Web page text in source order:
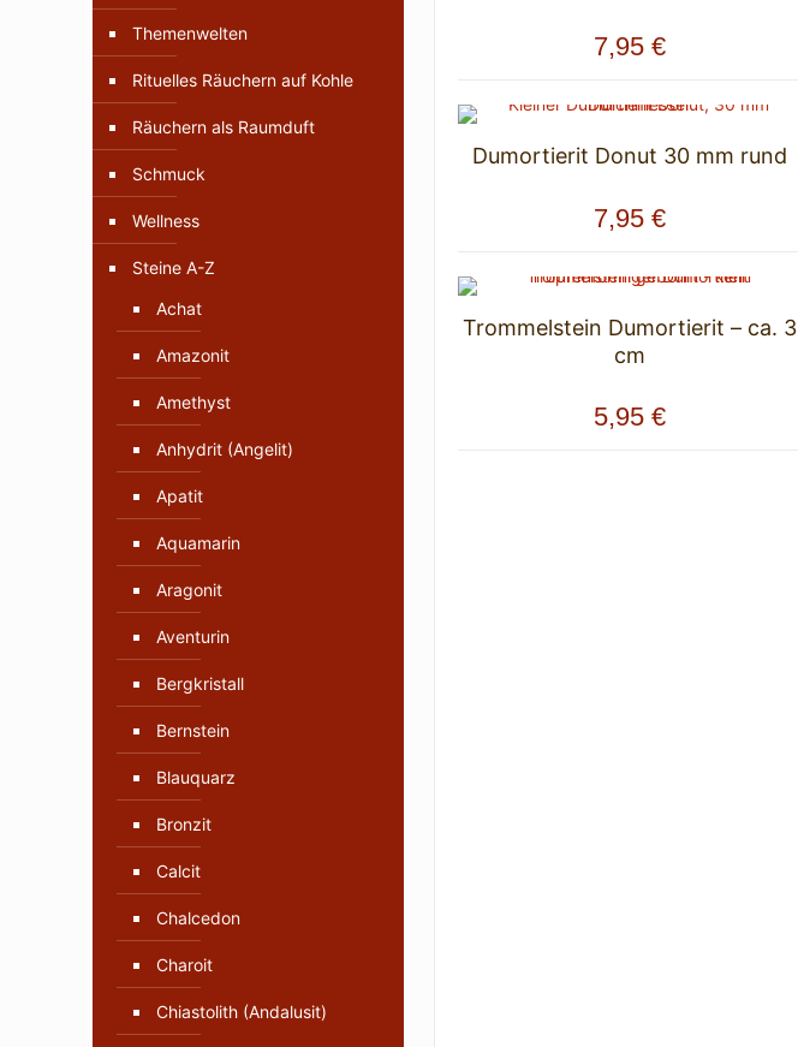
7,95 €
Dumortierit Donut 30 mm rund
7,95 €
Trommelstein Dumortierit – ca. 3
cm
5,95 €
Themenwelten
Rituelles Räuchern auf Kohle
Räuchern als Raumduft
Schmuck
Wellness
Steine A-Z
Achat
Amazonit
Amethyst
Anhydrit (Angelit)
Apatit
Aquamarin
Aragonit
Aventurin
Bergkristall
Bernstein
Blauquarz
Bronzit
Calcit
Chalcedon
Charoit
Chiastolith (Andalusit)